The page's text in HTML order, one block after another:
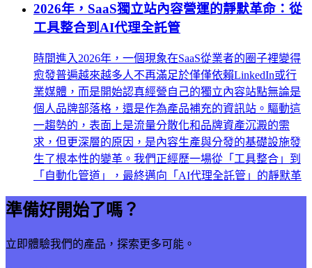
2026年，SaaS獨立站內容營運的靜默革命：從
工具整合到AI代理全託管
時間進入2026年，一個現象在SaaS從業者的圈子裡變得
愈發普遍越來越多人不再滿足於僅僅依賴LinkedIn或行
業媒體，而是開始認真經營自己的獨立內容站點無論是
個人品牌部落格，還是作為產品補充的資訊站。驅動這
一趨勢的，表面上是流量分散化和品牌資產沉澱的需
求，但更深層的原因，是內容生產與分發的基礎設施發
生了根本性的變革。我們正經歷一場從「工具整合」到
「自動化管道」，最終邁向「AI代理全託管」的靜默革
準備好開始了嗎？
立即體驗我們的產品，探索更多可能。